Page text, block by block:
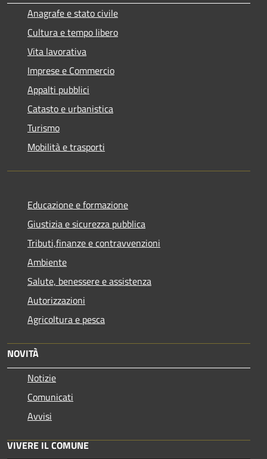
Anagrafe e stato civile
Cultura e tempo libero
Vita lavorativa
Imprese e Commercio
Appalti pubblici
Catasto e urbanistica
Turismo
Mobilità e trasporti
Educazione e formazione
Giustizia e sicurezza pubblica
Tributi,finanze e contravvenzioni
Ambiente
Salute, benessere e assistenza
Autorizzazioni
Agricoltura e pesca
NOVITÀ
Notizie
Comunicati
Avvisi
VIVERE IL COMUNE